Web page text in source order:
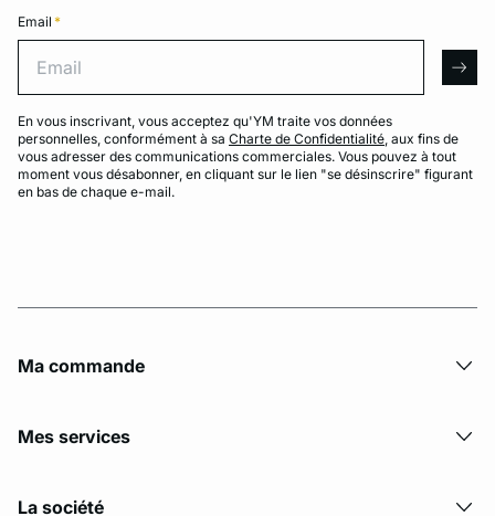
Email *
En vous inscrivant, vous acceptez qu'YM traite vos données
personnelles, conformément à sa Charte de Confidentialité, aux fins de
vous adresser des communications commerciales. Vous pouvez à tout
moment vous désabonner, en cliquant sur le lien "se désinscrire" figurant
en bas de chaque e-mail.
Ma commande
Mes services
La société